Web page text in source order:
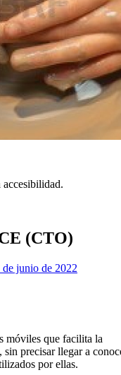
(CTO)
de junio de 2022
móviles que facilita la
sin precisar llegar a
por ellas.